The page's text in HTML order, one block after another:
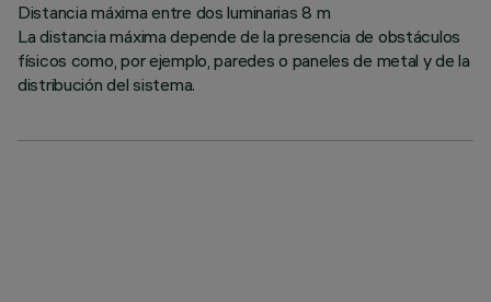
Distancia máxima entre dos luminarias 8 m
La distancia máxima depende de la presencia de obstáculos
físicos como, por ejemplo, paredes o paneles de metal y de la
distribución del sistema.